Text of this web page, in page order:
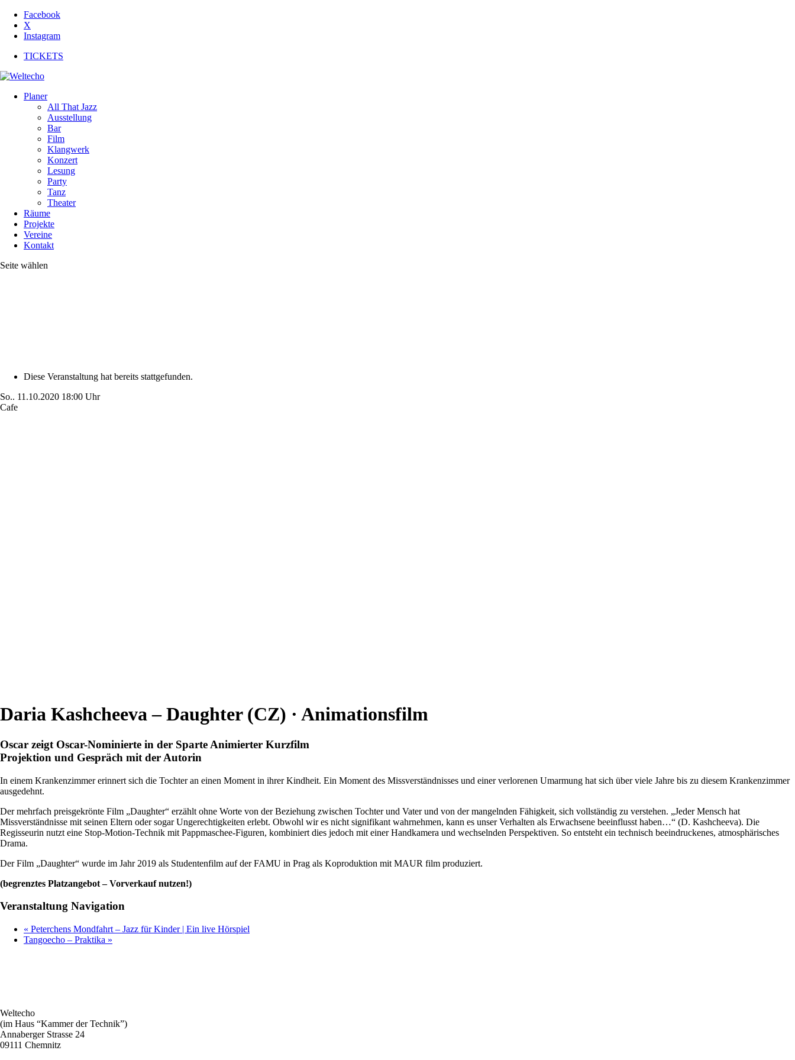
Facebook
X
Instagram
TICKETS
Planer
All That Jazz
Ausstellung
Bar
Film
Klangwerk
Konzert
Lesung
Party
Tanz
Theater
Räume
Projekte
Vereine
Kontakt
Seite wählen
Diese Veranstaltung hat bereits stattgefunden.
So.. 11.10.2020 18:00 Uhr
Cafe
Daria Kashcheeva – Daughter (CZ) · Animationsfilm
Oscar zeigt Oscar-Nominierte in der Sparte Animierter Kurzfilm
Projektion und Gespräch mit der Autorin
In einem Krankenzimmer erinnert sich die Tochter an einen Moment in ihrer Kindheit. Ein Moment des Missverständnisses und einer verlorenen Umarmung hat sich über viele Jahre bis zu diesem Krankenzimmer
ausgedehnt.
Der mehrfach preisgekrönte Film „Daughter“ erzählt ohne Worte von der Beziehung zwischen Tochter und Vater und von der mangelnden Fähigkeit, sich vollständig zu verstehen. „Jeder Mensch hat
Missverständnisse mit seinen Eltern oder sogar Ungerechtigkeiten erlebt. Obwohl wir es nicht signifikant wahrnehmen, kann es unser Verhalten als Erwachsene beeinflusst haben…“ (D. Kashcheeva). Die
Regisseurin nutzt eine Stop-Motion-Technik mit Pappmaschee-Figuren, kombiniert dies jedoch mit einer Handkamera und wechselnden Perspektiven. So entsteht ein technisch beeindruckenes, atmosphärisches
Drama.
Der Film „Daughter“ wurde im Jahr 2019 als Studentenfilm auf der FAMU in Prag als Koproduktion mit MAUR film produziert.
(begrenztes Platzangebot – Vorverkauf nutzen!)
Veranstaltung Navigation
« Peterchens Mondfahrt – Jazz für Kinder | Ein live Hörspiel
Tangoecho – Praktika »
Weltecho
(im Haus “Kammer der Technik”)
Annaberger Strasse 24
09111 Chemnitz